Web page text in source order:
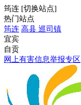
筠连 [切换站点]
热门站点
筠连 高县 巡司镇
宜宾
自贡
网上有害信息举报专区